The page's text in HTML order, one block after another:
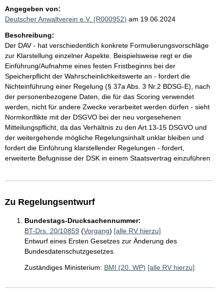
Angegeben von:
Deutscher Anwaltverein e.V. (R000952) am 19.06.2024
Beschreibung:
Der DAV - hat verschiedentlich konkrete Formulierungsvorschläge
zur Klarstellung einzelner Aspekte. Beispielsweise regt er die
Einführung/Aufnahme eines festen Fristbeginns bei der
Speicherpflicht der Wahrscheinlichkeitswerte an - fordert die
Nichteinführung einer Regelung (§ 37a Abs. 3 Nr.2 BDSG-E), nach
der personenbezogene Daten, die für das Scoring verwendet
werden, nicht für andere Zwecke verarbeitet werden dürfen - sieht
Normkonflikte mit der DSGVO bei der neu vorgesehenen
Mitteilungspflicht, da das Verhältnis zu den Art.13-15 DSGVO und
der weitergehende mögliche Regelungsinhalt unklar bleiben und
fordert die Einführung klarstellender Regelungen - fordert,
erweiterte Befugnisse der DSK in einem Staatsvertrag einzuführen
Zu Regelungsentwurf
Bundestags-Drucksachennummer:
BT-Drs. 20/10859 (Vorgang) [alle RV hierzu]
Entwurf eines Ersten Gesetzes zur Änderung des
Bundesdatenschutzgesetzes
Zuständiges Ministerium: BMI (20. WP) [alle RV hierzu]